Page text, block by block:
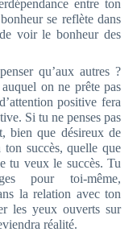
entre ton
se reflète dans
voir le bonheur des
qu’aux autres ?
on ne prête pas
positive fera
Si tu ne penses pas
bien que désireux de
ton succès, quelle que
tu veux le succès. Tu
pour toi-même,
la relation avec ton
les yeux ouverts sur
réalité.